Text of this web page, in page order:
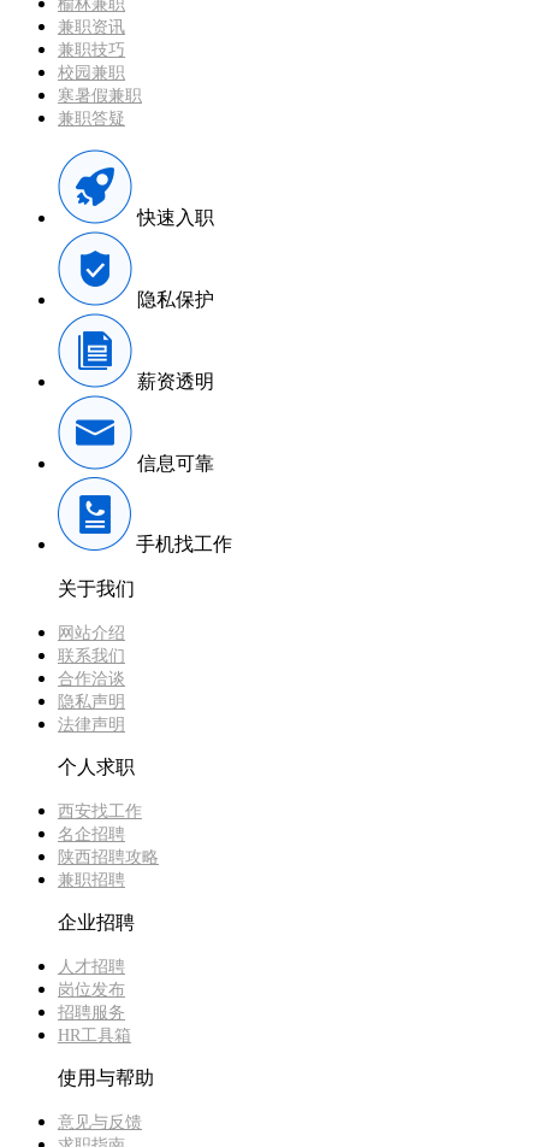
榆林兼职
兼职资讯
兼职技巧
校园兼职
寒暑假兼职
兼职答疑
快速入职
隐私保护
薪资透明
信息可靠
手机找工作
关于我们
网站介绍
联系我们
合作洽谈
隐私声明
法律声明
个人求职
西安找工作
名企招聘
陕西招聘攻略
兼职招聘
企业招聘
人才招聘
岗位发布
招聘服务
HR工具箱
使用与帮助
意见与反馈